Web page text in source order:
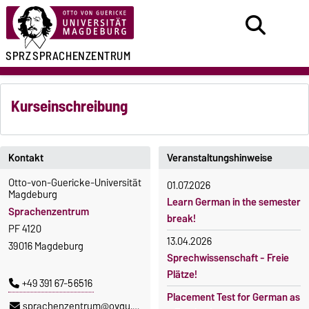
SPRZSPRACHENZENTRUM
Kurseinschreibung
Kontakt
Otto-von-Guericke-Universität
Magdeburg
Sprachenzentrum
PF 4120
39016 Magdeburg
+49 391 67-56516
Veranstaltungshinweise
01.07.2026
Learn German in the semester
break!
13.04.2026
Sprechwissenschaft - Freie
Plätze!
Placement Test for German as